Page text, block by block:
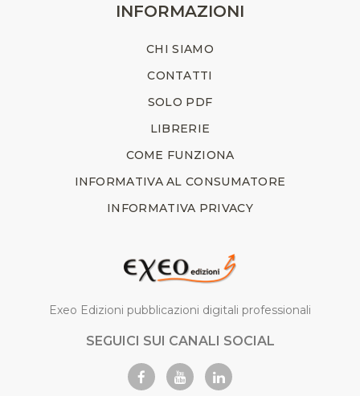
INFORMAZIONI
CHI SIAMO
CONTATTI
SOLO PDF
LIBRERIE
COME FUNZIONA
INFORMATIVA AL CONSUMATORE
INFORMATIVA PRIVACY
Exeo Edizioni pubblicazioni digitali professionali
SEGUICI SUI CANALI SOCIAL